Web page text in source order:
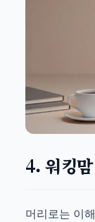
4. 워킹
머리로는 이